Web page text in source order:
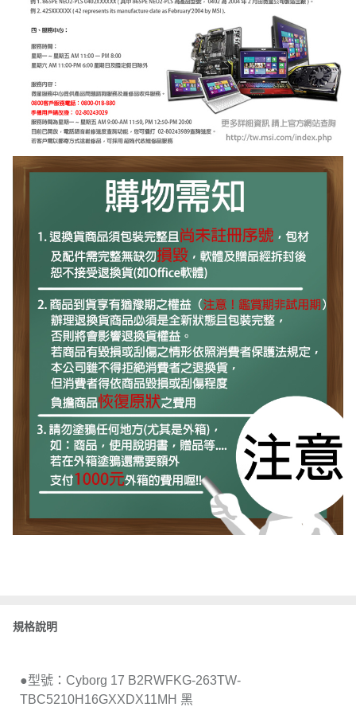
規格說明
●型號：Cyborg 17 B2RWFKG-263TW-
TBC5210H16GXXDX11MH 黑